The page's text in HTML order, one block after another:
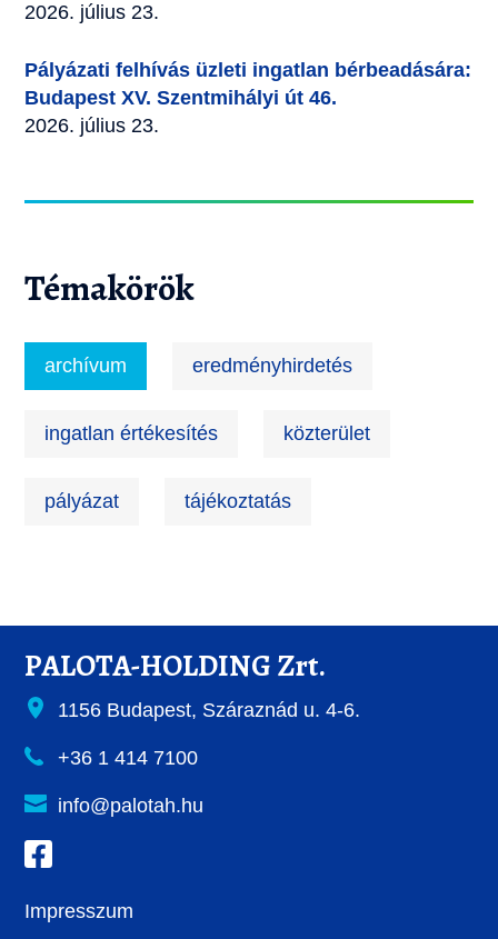
2026. július 23.
Pályázati felhívás üzleti ingatlan bérbeadására:
Budapest XV. Szentmihályi út 46.
2026. július 23.
Témakörök
archívum eredményhirdetés
ingatlan értékesítés közterület
pályázat tájékoztatás
PALOTA-HOLDING Zrt.
1156 Budapest, Száraznád u. 4-6.
+36 1 414 7100
info@palotah.hu
Impresszum